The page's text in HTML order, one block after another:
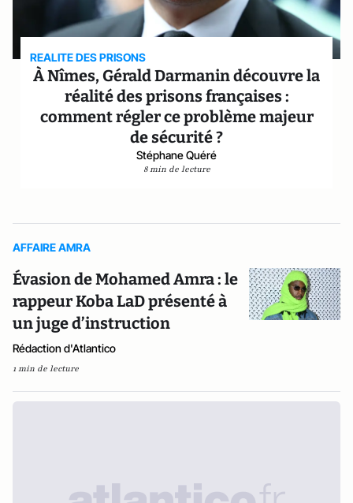
REALITE DES PRISONS
À Nîmes, Gérald Darmanin découvre la
réalité des prisons françaises :
comment régler ce problème majeur
de sécurité ?
Stéphane Quéré
8 min de lecture
AFFAIRE AMRA
Évasion de Mohamed Amra : le
rappeur Koba LaD présenté à
un juge d’instruction
Rédaction d'Atlantico
1 min de lecture